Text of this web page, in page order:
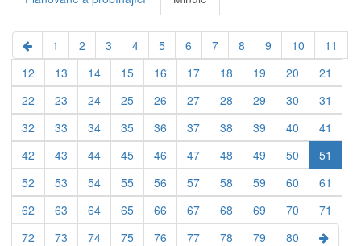
1 2 3 4 5 6 7 8 9 10
11
12
13 14 15 16 17 18 19 20
21
22
23 24 25 26 27 28 29 30
31
32
33 34 35 36 37 38 39 40
41
42
43 44 45 46 47 48 49 50
51
52
53 54 55 56 57 58 59 60
61
62
63 64 65 66 67 68 69 70
71
72
73 74 75 76 77 78 79 80